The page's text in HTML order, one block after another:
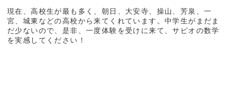
現在、高校生が最も多く、朝日、大安寺、操山、芳泉、一
宮、城東などの高校から来てくれています。中学生がまだま
だ少ないので、是非、一度体験を受けに来て、サピオの数学
を実感してください！